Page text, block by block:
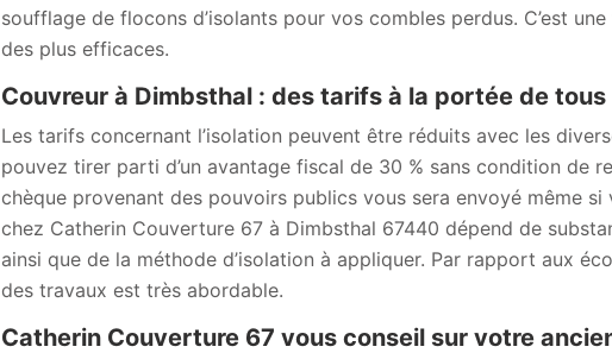
soufflage de flocons d’isolants pour vos combles perdus. C’est
des plus efficaces.
Couvreur à Dimbsthal : des tarifs à la portée de tous
Les tarifs concernant l’isolation peuvent être réduits avec les
pouvez tirer parti d’un avantage fiscal de 30 % sans condition de
chèque provenant des pouvoirs publics vous sera envoyé même si
chez Catherin Couverture 67 à Dimbsthal 67440 dépend de
ainsi que de la méthode d’isolation à appliquer. Par rapport aux
des travaux est très abordable.
Catherin Couverture 67 vous conseil sur votre